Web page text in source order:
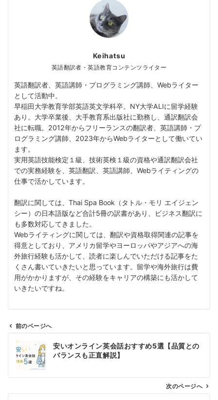
Keihatsu
英語翻訳者・英語教育コンテンツライター
英語翻訳者、英語講師・プログラミング講師、Webライター
として活動中。
早稲田大学教育学部英語英文学科卒。NY大学ALIに留学経験
あり。大学卒業後、大手教育系出版社に勤務し、通訳翻訳会
社に転職。2012年からフリーランスの翻訳者、英語講師・プ
ログラミング講師、2023年からWebライターとして働いてい
ます。
実用英語技能検定１級、技術英検１級の資格や通訳翻訳会社
での実務経験を、英語翻訳、英語講師、Webライティングの
仕事で活かしています。
翻訳に関しては、Thai Spa Book（タトル・モリ エイジェン
シー）の日本語版など合計5冊の訳書があり、ビジネス翻訳に
も多数対応してきました。
Webライティングに関しては、翻訳や資格取得関連の記事を
得意としており、アメリカ留学やヨーロッパやアジアへの海
外旅行経験も活かして、読者に楽しんでいただける記事をた
くさん書いていきたいと思っています。留学や海外旅行は費
用がかかりますが、その経験をキャリアの構築にも活かして
いきたいですね。
ビ
前のページへ
安いオンライン英会話おすすめ5選【品質との
バランスも正直解説】
次のページへ